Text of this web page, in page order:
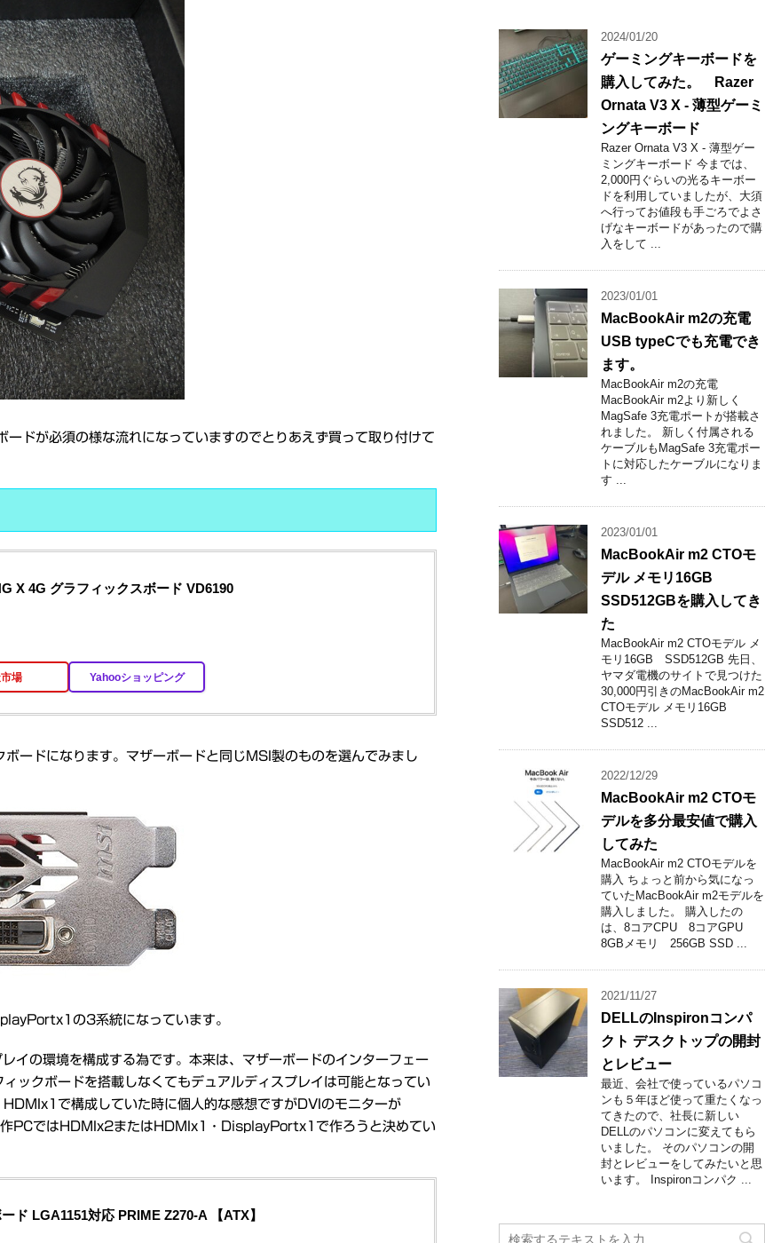
ドが必須の様な流れになっていますのでとりあえず買って取り付けて
X 4G グラフィックスボード VD6190
場 Yahooショッピング
ドになります。マザーボードと同じMSI製のものを選んでみまし
の3系統になっています。
イの環境を構成する為です。本来は、マザーボードのインターフェー
ックボードを搭載しなくてもデュアルディスプレイは可能となってい
で構成していた時に個人的な感想ですがDVIのモニターが
PCではHDMIx2またはHDMIx1・DisplayPortx1で作ろうと決めてい
ド LGA1151対応 PRIME Z270-A 【ATX】
2024/01/20
ゲーミングキーボードを
購入してみた。 Razer
Ornata V3 X - 薄型ゲーミ
ングキーボード
Razer Ornata V3 X - 薄型ゲー
ミングキーボード 今までは、
2,000円ぐらいの光るキーボー
ドを利用していましたが、大須
へ行ってお値段も手ごろでよさ
げなキーボードがあったので購
入をして ...
2023/01/01
MacBookAir m2の充電
USB typeCでも充電でき
ます。
MacBookAir m2の充電
MacBookAir m2より新しく
MagSafe 3充電ポートが搭載さ
れました。 新しく付属される
ケーブルもMagSafe 3充電ポー
トに対応したケーブルになりま
す ...
2023/01/01
MacBookAir m2 CTOモ
デル メモリ16GB
SSD512GBを購入してき
た
MacBookAir m2 CTOモデル メ
モリ16GB SSD512GB 先日、
ヤマダ電機のサイトで見つけた
30,000円引きのMacBookAir m2
CTOモデル メモリ16GB
SSD512 ...
2022/12/29
MacBookAir m2 CTOモ
デルを多分最安値で購入
してみた
MacBookAir m2 CTOモデルを
購入 ちょっと前から気になっ
ていたMacBookAir m2モデルを
購入しました。 購入したの
は、8コアCPU 8コアGPU
8GBメモリ 256GB SSD ...
2021/11/27
DELLのInspironコンパ
クト デスクトップの開封
とレビュー
最近、会社で使っているパソコ
ンも５年ほど使って重たくなっ
てきたので、社長に新しい
DELLのパソコンに変えてもら
いました。 そのパソコンの開
封とレビューをしてみたいと思
います。 Inspironコンパク ...